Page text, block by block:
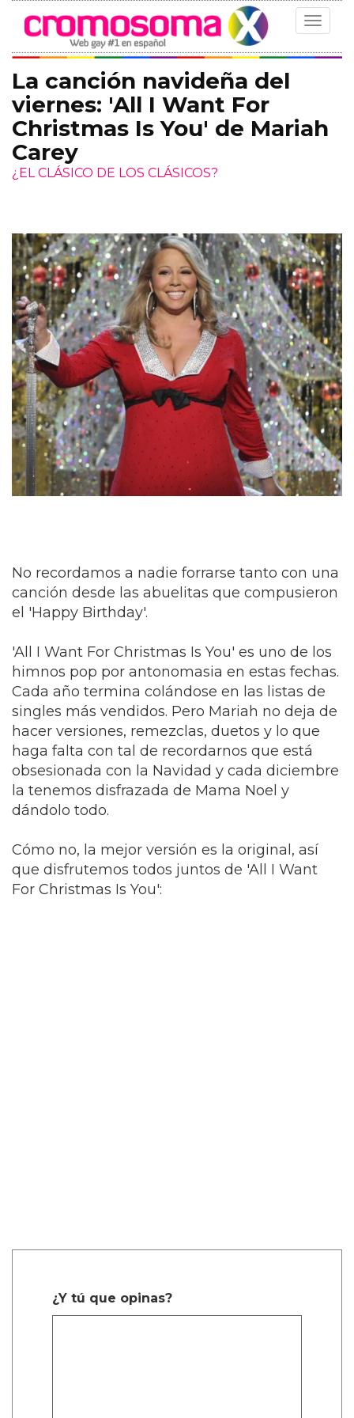
Toggle
La canción navideña del
viernes: 'All I Want For
Christmas Is You' de Mariah
Carey
¿EL CLÁSICO DE LOS CLÁSICOS?
No recordamos a nadie forrarse tanto con una
canción desde las abuelitas que compusieron
el 'Happy Birthday'.
'All I Want For Christmas Is You' es uno de los
himnos pop por antonomasia en estas fechas.
Cada año termina colándose en las listas de
singles más vendidos. Pero Mariah no deja de
hacer versiones, remezclas, duetos y lo que
haga falta con tal de recordarnos que está
obsesionada con la Navidad y cada diciembre
la tenemos disfrazada de Mama Noel y
dándolo todo.
Cómo no, la mejor versión es la original, así
que disfrutemos todos juntos de 'All I Want
For Christmas Is You':
¿Y tú que opinas?